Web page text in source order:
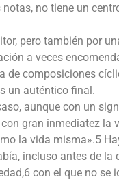
no tiene un
pero también por
a veces
de composiciones
un auténtico final.
aunque con un
gran inmediatez la
la vida misma».5
incluso antes de la
con el que no se